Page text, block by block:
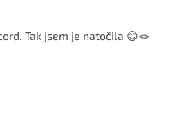
Tak jsem je natočila 😊🪢